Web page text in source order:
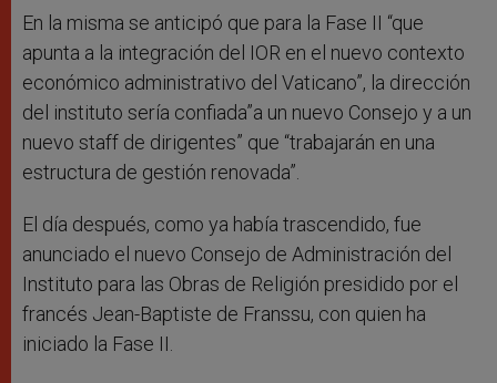
En la misma se anticipó que para la Fase II “que
apunta a la integración del IOR en el nuevo contexto
económico administrativo del Vaticano”, la dirección
del instituto sería confiada”a un nuevo Consejo y a un
nuevo staff de dirigentes” que “trabajarán en una
estructura de gestión renovada”.
El día después, como ya había trascendido, fue
anunciado el nuevo Consejo de Administración del
Instituto para las Obras de Religión presidido por el
francés Jean-Baptiste de Franssu, con quien ha
iniciado la Fase II.